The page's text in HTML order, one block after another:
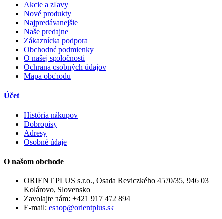
Akcie a zľavy
Nové produkty
Najpredávanejšie
Naše predajne
Zákaznícka podpora
Obchodné podmienky
O našej spoločnosti
Ochrana osobných údajov
Mapa obchodu
Účet
História nákupov
Dobropisy
Adresy
Osobné údaje
O našom obchode
ORIENT PLUS s.r.o., Osada Reviczkého 4570/35, 946 03
Kolárovo, Slovensko
Zavolajte nám: +421 917 472 894
E-mail: eshop@orientplus.sk